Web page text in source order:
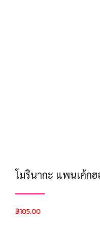
โมรินากะ แพนเค้ก
฿105.00